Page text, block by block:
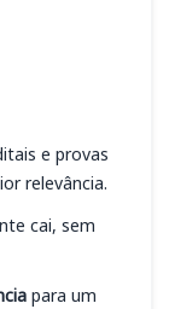
e provas
relevância.
cai, sem
para um